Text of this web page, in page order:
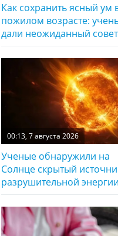
Как сохранить ясный ум
пожилом возрасте:
дали неожиданный совет
00:13, 7 августа 2026
Ученые обнаружили на
Солнце скрытый
разрушительной энергии